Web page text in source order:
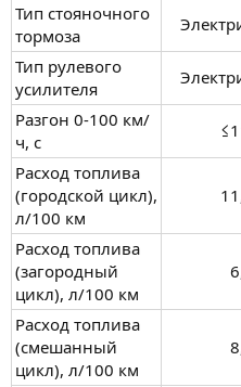
Тип стояночного
тормоза
Тип рулевого
усилителя
Разгон 0-100 км/
ч, с
Расход топлива
(городской цикл),
л/100 км
Расход топлива
(загородный
цикл), л/100 км
Расход топлива
(смешанный
цикл), л/100 км